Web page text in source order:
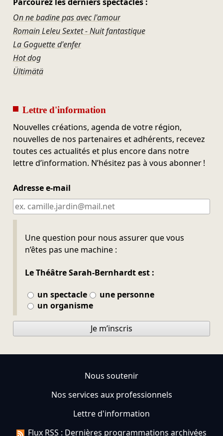
On ne badine pas avec l'amour
Romain Leleu Sextet - Nuit fantastique
La Goguette d'enfer
Hot dog
Ültimätä
Lettre d'information
Nouvelles créations, agenda de votre région,
nouvelles de nos partenaires et adhérents, recevez
toutes ces actualités et plus encore dans notre
lettre d’information. N’hésitez pas à vous abonner !
Adresse e-mail
Une question pour nous assurer que vous
n’êtes pas une machine :
Le Théâtre Sarah-Bernhardt est :
un spectacle
une personne
un organisme
Ne pas remplir
Je m’inscris
Nous soutenir
Nos services aux professionnels
Lettre d'information
Flux RSS : Dernières programmations archivées